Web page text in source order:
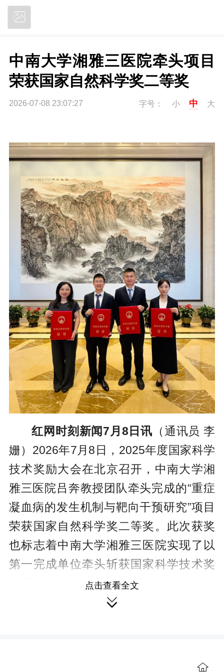
中南大学湘雅三医院牵头项目
荣获国家自然科学奖二等奖
2026-07-08 23:07:27 字号： 小 中 大
红网时刻新闻7月8日讯 （通讯员 李
姗）2026年7月8日，2025年度国家科学
技术奖励大会在北京召开，中南大学湘
雅三医院吕奔教授团队牵头完成的“重症
凝血病的发生机制与靶向干预研究”项目
荣获国家自然科学奖二等奖。此次获奖
也标志着中南大学湘雅三医院实现了以
第一完成单位牵头斩获国家科学技术奖
的历史性突破。
吕奔教授团队历时十余年持续攻
性细胞死亡是诱发重症凝血病的关键机
点击查看全文
